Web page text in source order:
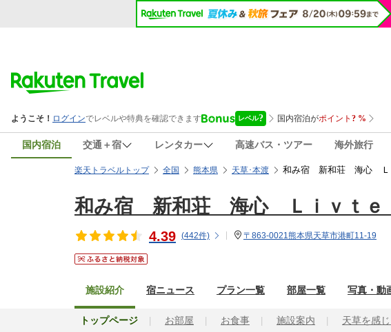
国内宿泊 交通＋宿 レンタカー 高速バス・ツアー 海外旅行
楽天トラベルトップ 全国 熊本県 天草･本渡 和み宿 新和荘 海心 Ｌ
和み宿 新和荘 海心 Ｌｉｖｔｅ
4.39 (442件) 〒863-0021熊本県天草市港町11-19
施設紹介 宿ニュース プラン一覧 部屋一覧 写真・動
トップページ お部屋 お食事 施設案内 天草を感